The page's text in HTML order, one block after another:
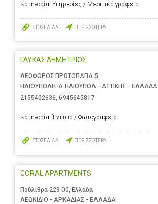
Κατηγορία: Υπηρεσίες / Μεσιτικά γραφεία
ΙΣΤΟΣΕΛΙΔΑ ΠΕΡΙΣΣΟΤΕΡΑ
ΓΛΥΚΑΣ ΔΗΜΗΤΡΙΟΣ
ΛΕΩΦΟΡΟΣ ΠΡΩΤΟΠΑΠΑ 5
ΗΛΙΟΥΠΟΛΗ-Α.ΗΛΙΟΥΠΟΛ - ΑΤΤΙΚΗΣ - ΕΛΛΑΔΑ
2155402636, 6945645817
Κατηγορία: Έντυπα / Φωτογραφεία
ΙΣΤΟΣΕΛΙΔΑ ΠΕΡΙΣΣΟΤΕΡΑ
CORAL APARTMENTS
Πούλιθρα 223 00, Ελλάδα
ΛΕΩΝΙΔΙΟ - ΑΡΚΑΔΙΑΣ - ΕΛΛΑΔΑ